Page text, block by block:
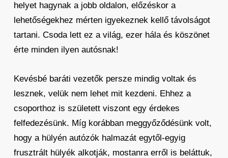
helyet hagynak a jobb oldalon, előzéskor a
lehetőségekhez mérten igyekeznek kellő távolságot
tartani. Csoda lett ez a világ, ezer hála és köszönet
érte minden ilyen autósnak!
Kevésbé baráti vezetők persze mindig voltak és
lesznek, velük nem lehet mit kezdeni. Ehhez a
csoporthoz is született viszont egy érdekes
felfedezésünk. Míg korábban meggyőződésünk volt,
hogy a hülyén autózók halmazát egytől-egyig
frusztrált hülyék alkotják, mostanra erről is beláttuk,